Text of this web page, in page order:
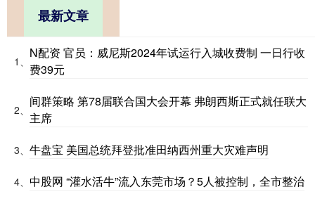
最新文章
1、
N配资 官员：威尼斯2024年试运行入城收费制 一日行收
费39元
2、
间群策略 第78届联合国大会开幕 弗朗西斯正式就任联大
主席
3、 牛盘宝 美国总统拜登批准田纳西州重大灾难声明
4、 中股网 “灌水活牛”流入东莞市场？5人被控制，全市整治